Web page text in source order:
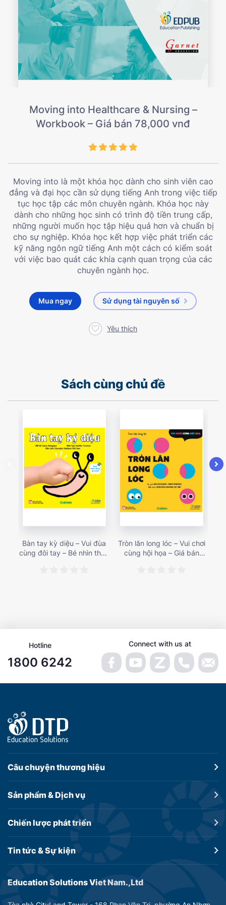
Moving into Healthcare & Nursing –
Workbook – Giá bán 78,000 vnđ
Moving into là một khóa học dành cho sinh viên cao
đẳng và đại học cần sử dụng tiếng Anh trong việc tiếp
tục học tập các môn chuyên ngành. Khóa học này
dành cho những học sinh có trình độ tiền trung cấp,
những người muốn học tập hiệu quả hơn và chuẩn bị
cho sự nghiệp. Khóa học kết hợp việc phát triển các
kỹ năng ngôn ngữ tiếng Anh một cách có kiểm soát
với việc bao quát các khía cạnh quan trọng của các
chuyên ngành học.
Mua ngay Sử dụng tài nguyên số
Yêu thích
Sách cùng chủ đề
Bàn tay kỳ diệu – Vui đùa
cùng đôi tay – Bé nhìn thấy
Tròn lăn long lóc – Vui chơi
cùng hội họa – Giá bán
Hotline
1800 6242
Connect with us at
Education Solutions Viet Nam.,Ltd
Câu chuyệnthương hiệu
Sản phẩm &Dịch vụ
Chiến lược phát triển
Tin tức &Sự kiện